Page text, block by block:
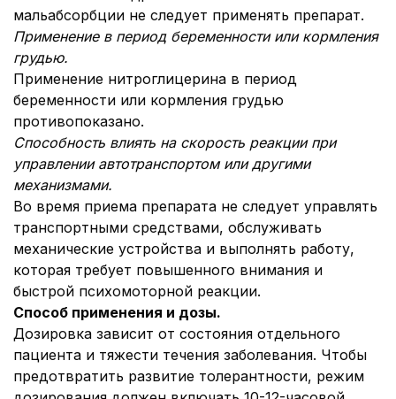
мальабсорбции не следует применять препарат.
Применение в период беременности или кормления
грудью.
Применение нитроглицерина в период
беременности или кормления грудью
противопоказано.
Способность влиять на скорость реакции при
управлении автотранспортом или другими
механизмами.
Во время приема препарата не следует управлять
транспортными средствами, обслуживать
механические устройства и выполнять работу,
которая требует повышенного внимания и
быстрой психомоторной реакции.
Способ применения и дозы.
Дозировка зависит от состояния отдельного
пациента и тяжести течения заболевания. Чтобы
предотвратить развитие толерантности, режим